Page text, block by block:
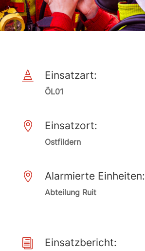
 Einsatzart:
ÖL01
 Einsatzort:
Ostfildern
 Alarmierte Einheiten:
Abteilung Ruit
i Einsatzbericht: